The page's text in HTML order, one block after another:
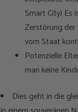
Smart City) Es
Zerstörung der
vom Staat
Potenzielle
man keine
Dies geht in die